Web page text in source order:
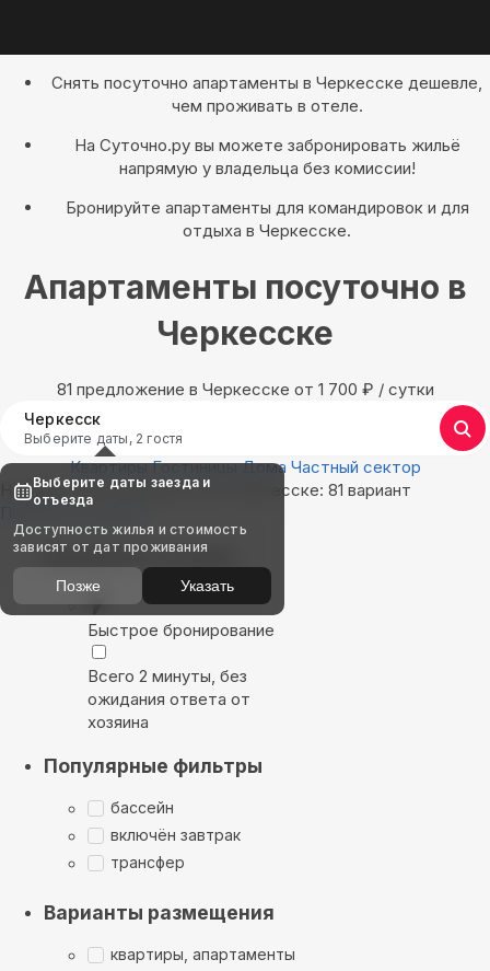
Снять посуточно апартаменты в Черкесске дешевле,
чем проживать в отеле.
На Суточно.ру вы можете забронировать жильё
напрямую у владельца без комиссии!
Бронируйте апартаменты для командировок и для
отдыха в Черкесске.
Апартаменты посуточно в
Черкесске
81 предложение в Черкесске oт 1 700 ₽ / сутки
Черкесск
Выберите даты, 2 гостя
Квартиры Гостиницы Дома Частный сектор
Найдём, где остановиться в Черкесске: 81 вариант
Показать на карте
Выбирайте лучшее
Быстрое бронирование
Всего 2 минуты, без
ожидания ответа от
хозяина
Популярные фильтры
бассейн
включён завтрак
трансфер
Варианты размещения
квартиры, апартаменты
Выберите даты заезда и
отъезда
Доступность жилья и стоимость
зависят от дат проживания
Позже Указать